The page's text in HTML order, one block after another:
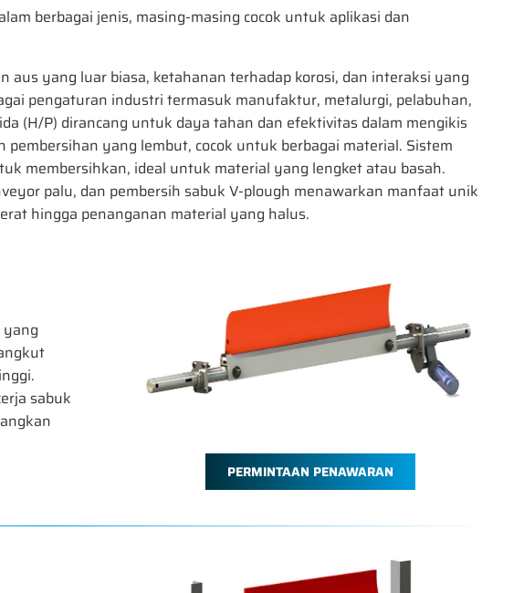
berbagai jenis, masing-masing cocok untuk aplikasi dan
aus yang luar biasa, ketahanan terhadap korosi, dan interaksi yang
pengaturan industri termasuk manufaktur, metalurgi, pelabuhan,
(H/P) dirancang untuk daya tahan dan efektivitas dalam mengikis
yang lembut, cocok untuk berbagai material. Sistem
membersihkan, ideal untuk material yang lengket atau basah.
palu, dan pembersih sabuk V-plough menawarkan manfaat unik
hingga penanganan material yang halus.
PERMINTAAN PENAWARAN
yang
sabuk